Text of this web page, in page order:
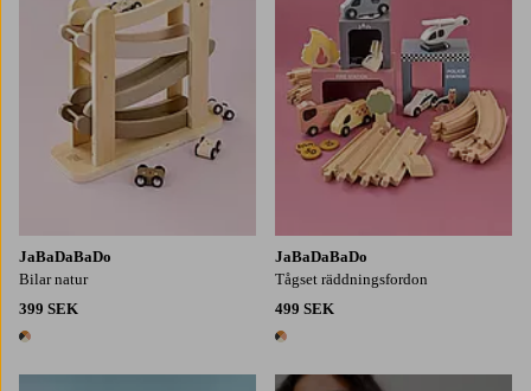
JaBaDaBaDo
Bilar natur
399 SEK
1 färg
JaBaDaBaDo
Tågset räddningsfordon
499 SEK
1 färg